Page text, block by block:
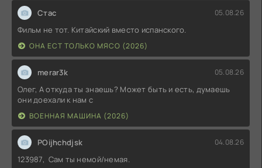
Стас 05.08.26
Фильм не тот. Китайский вместо испанского.
ОНА ЕСТ ТОЛЬКО МЯСО (2026)
merar3k 05.08.26
Олег, А откуда ты знаешь? Может быть и есть, думаешь
они доехали к нам с
ВОЕННАЯ МАШИНА (2026)
POijhchdjsk 04.08.26
123987, Сам ты немой/немая.